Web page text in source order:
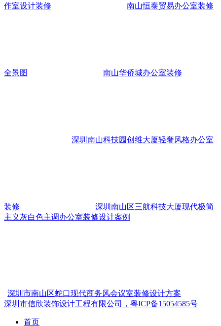
作室设计装修 南山恒泰贸易办公室装修
全景图 南山华侨城办公室装修
深圳南山科技园创维大厦轻奢风格办公室
装修
深圳南山区三航科技大厦现代极简
主义灰白色主调办公室装修设计案例
深圳市南山区蛇口现代商务风会议室装修设计方案
深圳市信欣装饰设计工程有限公司，粤ICP备15054585号
首页